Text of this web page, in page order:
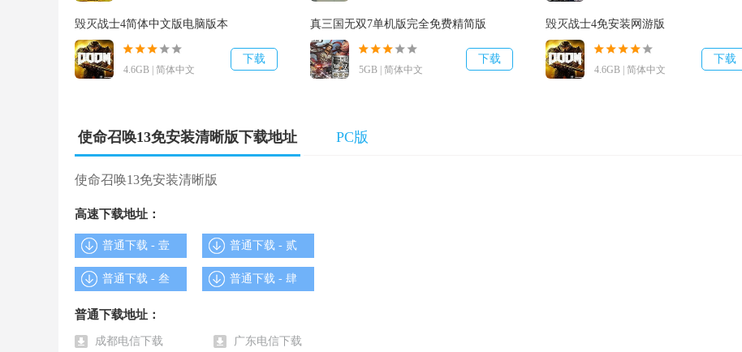
人，侵入控制模块这些一系列的奇特武器装备便会令小伙伴们们目不暇接。反重力手榴弹让地区内的对手缺失执行力;猎歼智能
机器人自主找寻范畴内的对手开展锁住进攻;侵入控制模块容许游戏玩家操纵敌军的智能机器人;乃至游戏玩家们还能够唤来上
附加驱动力，提高弹跳，乃至给予短暂性滞空工作能力的武器装备，却感觉有一些过度质朴了。
毁灭战士4简体中文版电脑版本
4.6GB | 简体中文
下载
真三国无双7单机版完全免费精简版
5GB | 简体中文
下载
毁灭战士4免安装网游版
4.6GB | 简体中文
下载
使命召唤13免安装清晰版下载地址 PC版
使命召唤13免安装清晰版
高速下载地址：
普通下载 - 壹 普通下载 - 贰
普通下载 - 叁 普通下载 - 肆
普通下载地址：
成都电信下载
广东电信下载